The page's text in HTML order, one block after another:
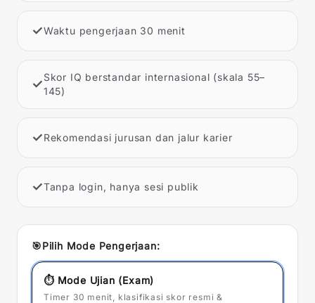
✓Waktu pengerjaan 30 menit
✓Skor IQ berstandar internasional (skala 55–
145)
✓Rekomendasi jurusan dan jalur karier
✓Tanpa login, hanya sesi publik
🎯Pilih Mode Pengerjaan:
⏱️ Mode Ujian (Exam)
Timer 30 menit, klasifikasi skor resmi &